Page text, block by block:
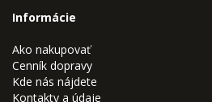
Informácie
Ako nakupovať
Cenník dopravy
Kde nás nájdete
Kontakty a údaje